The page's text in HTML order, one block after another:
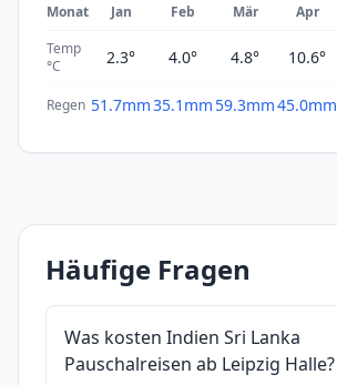
Monat Jan Feb Mär Apr
Temp
°C
2.3° 4.0° 4.8° 10.6°
Regen 51.7mm35.1mm 59.3mm45.0mm
Häufige Fragen
Was kosten Indien Sri Lanka
Pauschalreisen ab Leipzig Halle?